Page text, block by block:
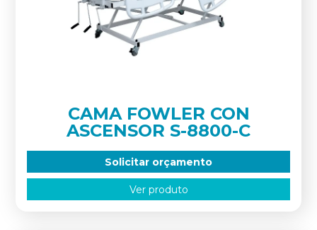
CAMA FOWLER CON
ASCENSOR S-8800-C
Solicitar orçamento
Ver produto